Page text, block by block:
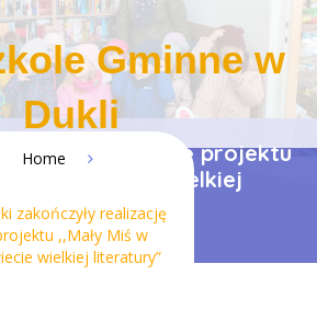
Gminne w
Dukli
REKRUTACJA
RODZICÓW DLA RODZICÓW
realizację projektu
Miś w świecie wielkiej
literatury”
Home
zakończyły realizację
,,Mały Miś w
wielkiej literatury”